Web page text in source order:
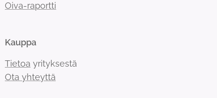
Oiva-raportti
Kauppa
Tietoa yrityksestä
Ota yhteyttä